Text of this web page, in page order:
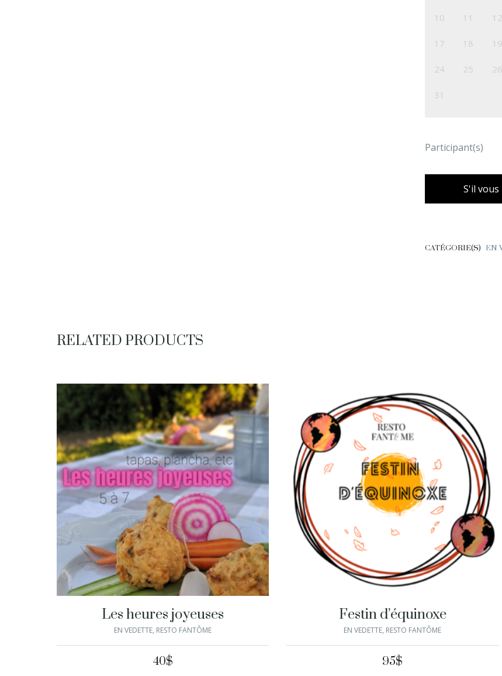
10 11 12
17 18 19
24 25 26
31
Participant(s)
S'il
CATÉGORIE(S) EN
RELATED PRODUCTS
Les heures joyeuses
EN VEDETTE, RESTO FANTÔME
40$
Festin d’équinoxe
EN VEDETTE, RESTO FANTÔME
95$